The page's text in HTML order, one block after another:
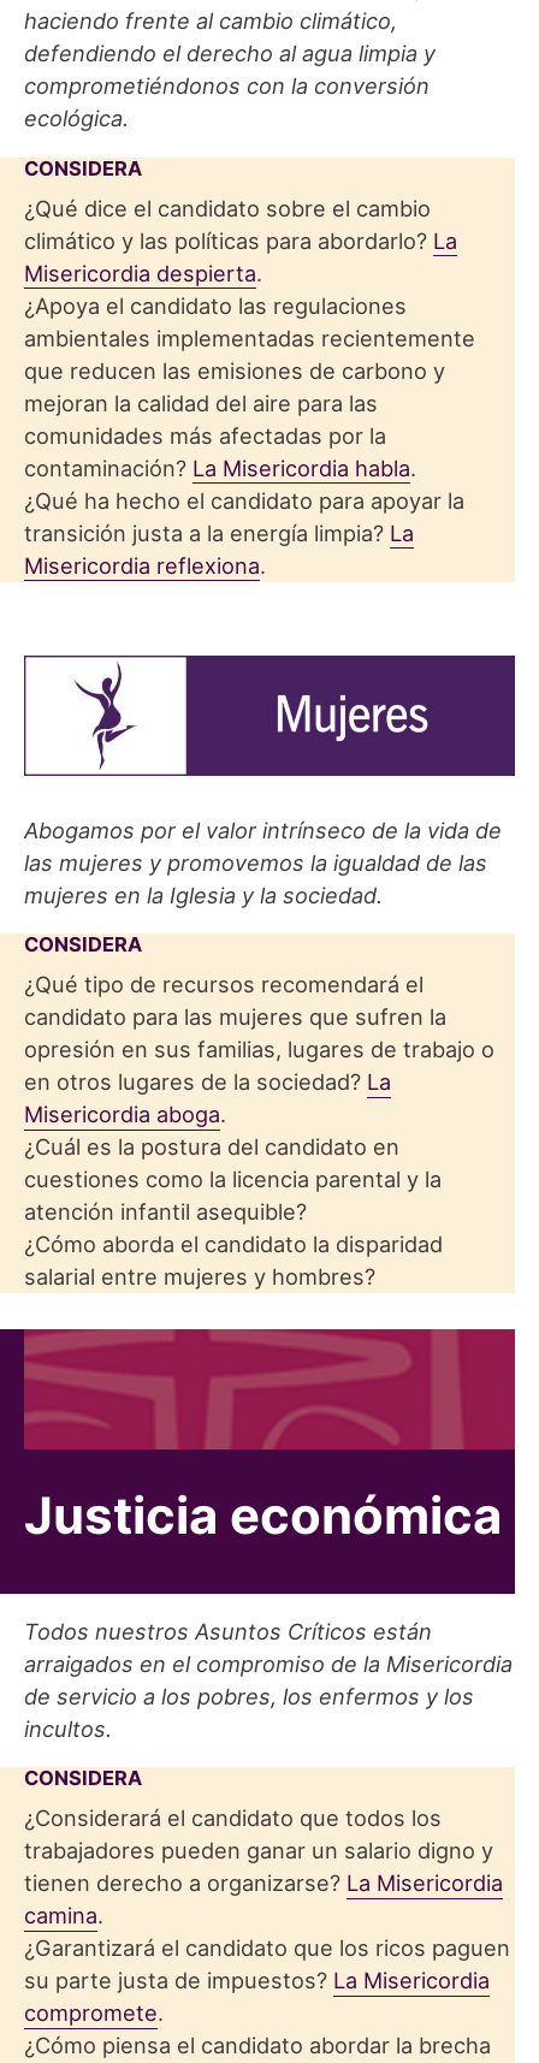
haciendo frente al cambio climático,
defendiendo el derecho al agua limpia y
comprometiéndonos con la conversión
ecológica.
CONSIDERA
¿Qué dice el candidato sobre el cambio
climático y las políticas para abordarlo? La
Misericordia despierta.
¿Apoya el candidato las regulaciones
ambientales implementadas recientemente
que reducen las emisiones de carbono y
mejoran la calidad del aire para las
comunidades más afectadas por la
contaminación? La Misericordia habla.
¿Qué ha hecho el candidato para apoyar la
transición justa a la energía limpia? La
Misericordia reflexiona.
Abogamos por el valor intrínseco de la vida de
las mujeres y promovemos la igualdad de las
mujeres en la Iglesia y la sociedad.
CONSIDERA
¿Qué tipo de recursos recomendará el
candidato para las mujeres que sufren la
opresión en sus familias, lugares de trabajo o
en otros lugares de la sociedad? La
Misericordia aboga.
¿Cuál es la postura del candidato en
cuestiones como la licencia parental y la
atención infantil asequible?
¿Cómo aborda el candidato la disparidad
salarial entre mujeres y hombres?
Justicia económica
Todos nuestros Asuntos Críticos están
arraigados en el compromiso de la Misericordia
de servicio a los pobres, los enfermos y los
incultos.
CONSIDERA
¿Considerará el candidato que todos los
trabajadores pueden ganar un salario digno y
tienen derecho a organizarse? La Misericordia
camina.
¿Garantizará el candidato que los ricos paguen
su parte justa de impuestos? La Misericordia
compromete.
¿Cómo piensa el candidato abordar la brecha